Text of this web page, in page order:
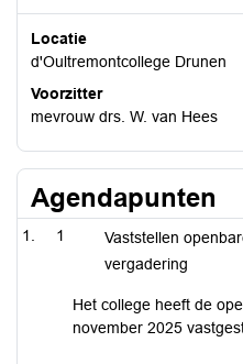
Locatie
d'Oultremontcollege Drunen
Voorzitter
mevrouw drs. W. van Hees
Agendapunten
1
Vaststellen
vergadering
Het college heeft de
november 2025